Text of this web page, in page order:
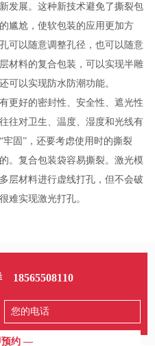
发展。这种新技术避免了撕裂包
尴尬，使软包装的应用更加方
可以随意调整孔径，也可以随意
材料的复合包装，可以实现半雕
可以实现防水防潮功能。
更好的密封性、安全性、遮光性
往对卫生、温度、湿度和光线有
固”，还要考虑使用时的撕裂
。复合包装袋容易撕裂。激光模
层材料进行虚线打孔，但不会破
难实现激光打孔。
18565508110